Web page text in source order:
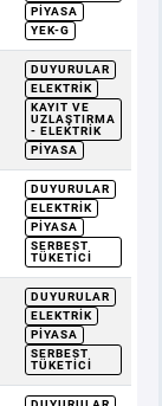
PIYASA
YEK-G
DUYURULAR
ELEKTRIK
KAYIT VE
UZLAŞTIRMA
- ELEKTRIK
PIYASA
DUYURULAR
ELEKTRIK
PIYASA
SERBEST
TÜKETICI
DUYURULAR
ELEKTRIK
PIYASA
SERBEST
TÜKETICI